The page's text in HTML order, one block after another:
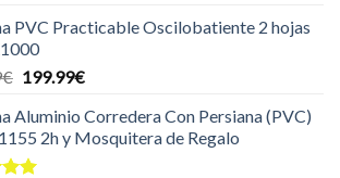
original
era:
140.00€.
actual
130.00€.
PVC Practicable Oscilobatiente 2 hojas
€ El
original
era:
204.99€.
199.99€El
actual
es:
Aluminio Corredera Con Persiana (PVC)
2h y Mosquitera de Regalo